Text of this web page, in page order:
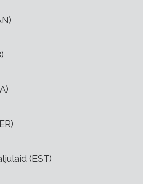
(EST)